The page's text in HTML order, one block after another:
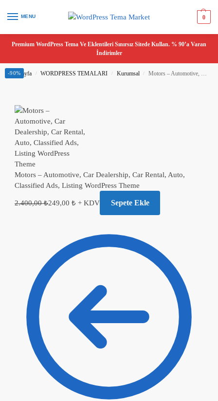
MENU 0
Premium WordPress Tema Ve Eklentileri Sınırsız Sitede Kullan. % 90’a Varan
İndirimler
Ana Sayfa / WORDPRESS TEMALARI / Kurumsal / Motors – Automotive, Car Dealership, Car Rental, Auto, Classified Ads, Listing WordPress Theme
Motors – Automotive, Car Dealership, Car Rental, Auto,
Classified Ads, Listing WordPress Theme
2.400,00₺249,00 ₺ + KDV Sepete Ekle
-90%